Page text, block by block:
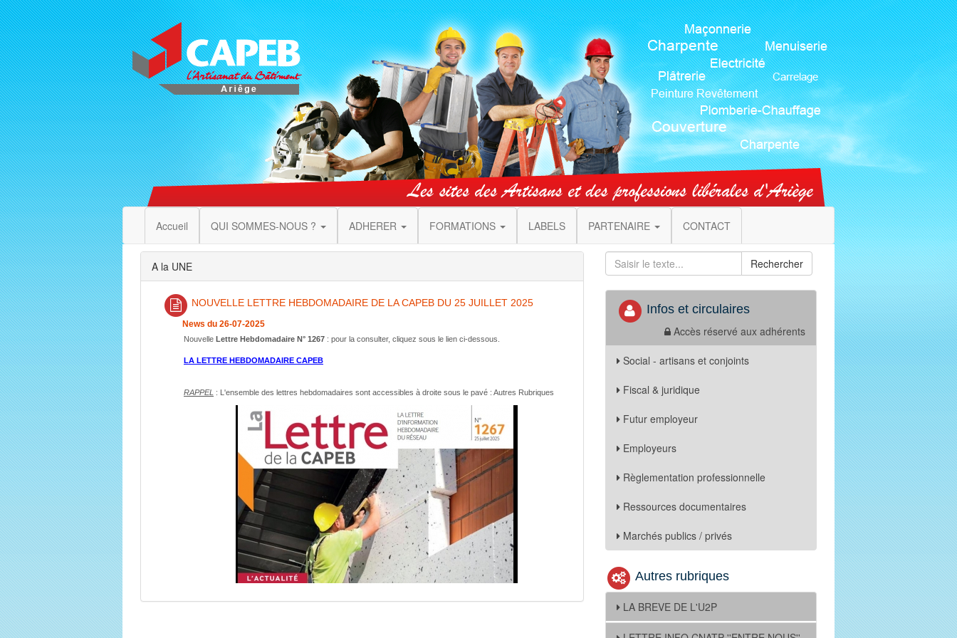
Accueil QUI SOMMES-NOUS ? ADHERER FORMATIONS LABELS PARTENAIRE CONTACT
A la UNE
NOUVELLE LETTRE HEBDOMADAIRE DE LA CAPEB DU 25 JUILLET 2025
News du 26-07-2025
Nouvelle Lettre Hebdomadaire N° 1267 : pour la consulter, cliquez sous le lien ci-dessous.
LA LETTRE HEBDOMADAIRE CAPEB
RAPPEL : L'ensemble des lettres hebdomadaires sont accessibles à droite sous le pavé : Autres Rubriques
Rechercher
Infos et circulaires
Accès réservé aux adhérents
Social - artisans et conjoints
Fiscal & juridique
Futur employeur
Employeurs
Règlementation professionnelle
Ressources documentaires
Marchés publics / privés
Autres rubriques
LA BREVE DE L'U2P